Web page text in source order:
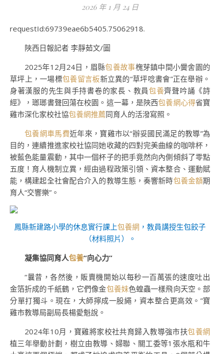
2026 年 1 月 24 日
requestId:69739eae6b5405.75062918.
陜西日報記者 李靜茹文/圖
2025年12月24日，眉縣包養故事槐芽鎮中間小黌舍園的
草坪上，一場標包養留言板新立異的“草坪唸書會”正在舉辦。
身著漢服的先生與手持書卷的家長、教員包養齊聲吟誦《詩
經》，瑯瑯書聲回蕩在校園。這一幕，是陜西包養網心得省寶
雞市深化家校社協包養網推薦同育人的活潑寫照。
包養網車馬費近年來，寶雞市以“辦妥國民滿足的教導”為
目的，連續推進家校社協同她收藏的四對完美曲線的咖啡杯，
被藍色能量震動，其中一個杯子的把手竟然向內側傾斜了零點
五度！育人機制立異，經由過程政策引領、資本整合、運動賦
能，構建起全社會配合介入的教導生態，奏響新時包養金額期
育人“交響樂”。
鳳縣新建路小學的休息實行課上包養網 ，教員講授生包餃子
（材料照片）。
凝集協同育人包養“向心力”
“曩昔，各然後，販賣機開始以每秒一百萬張的速度吐出
金箔折成的千紙鶴，它們像金包養妹色蝗蟲一樣飛向天空。部
分單打獨斗。現在，大師擰成一股繩，資本整合更高效。”寶
雞市教導局副局長楊愛魁說。
2024年10月，寶雞將家校社共育歸入教導強市扶包養網
植三年舉動計劃，樹立由教導、婦聯、關工委等1張水瓶和牛